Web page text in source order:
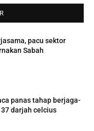
pacu sektor
Sabah
panas tahap berjaga-
darjah celcius